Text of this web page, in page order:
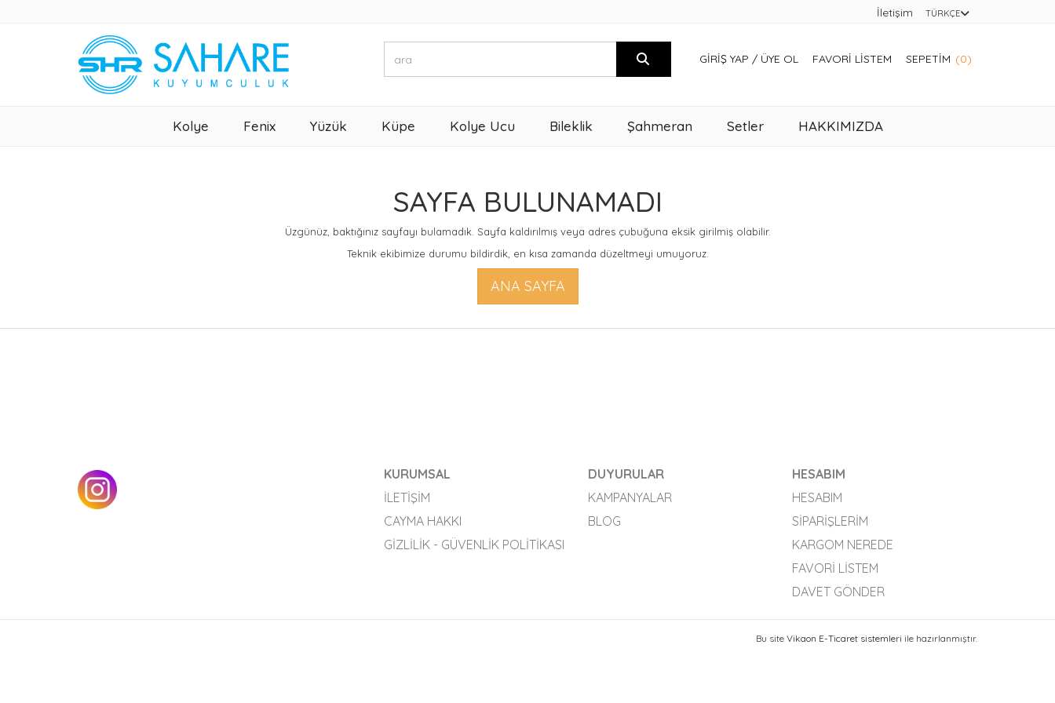
İletişim TÜRKÇE
GIRIŞ YAP / ÜYE OL FAVORI LISTEM SEPETIM (0)
Kolye Fenix Yüzük Küpe Kolye Ucu Bileklik Şahmeran Setler HAKKIMIZDA
SAYFA BULUNAMADI
Üzgünüz, baktığınız sayfayı bulamadık. Sayfa kaldırılmış veya adres çubuğuna eksik girilmiş olabilir.
Teknik ekibimize durumu bildirdik, en kısa zamanda düzeltmeyi umuyoruz.
ANA SAYFA
KURUMSAL
İLETIŞIM
CAYMA HAKKI
GIZLILIK - GÜVENLIK POLITIKASI
DUYURULAR
KAMPANYALAR
BLOG
HESABIM
HESABIM
SIPARIŞLERIM
KARGOM NEREDE
FAVORI LISTEM
DAVET GÖNDER
Bu site Vikaon E-Ticaret sistemleri ile hazırlanmıştır.